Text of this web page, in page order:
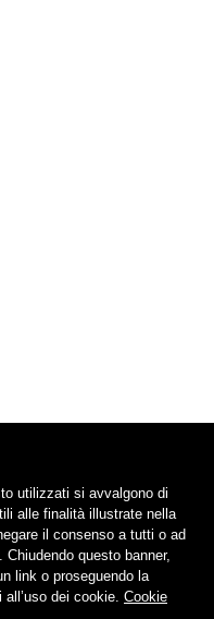
utilizzati si avvalgono di
alle finalità illustrate nella
il consenso a tutti o ad
questo banner,
link o proseguendo la
dei cookie. Cookie